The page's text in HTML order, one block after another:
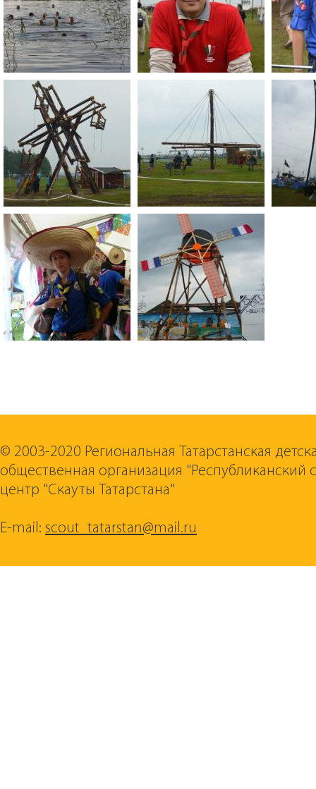
© 2003-2020 Региональная Татарстанская
общественная организация "Республиканский
центр "Скауты Татарстана"
E-mail: scout_tatarstan@mail.ru